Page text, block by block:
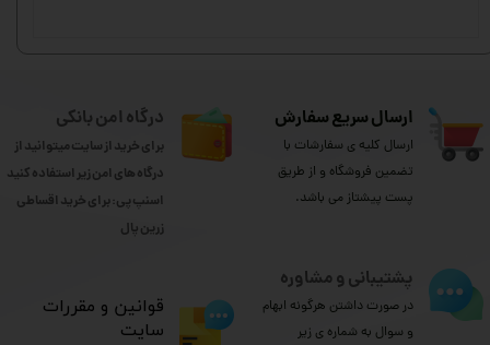
ارسال سریع سفارش
ارسال کلیه ی سفارشات با
تضمین فروشگاه و از طریق
پست پیشتاز می باشد.
درگاه امن بانکی
برای خرید از سایت میتوانید از
درگاه های امن زیر استفاده کنید
اسنپ پی: برای خرید اقساطی
​​​​​​​زرین پال
پشتیبانی و مشاوره
در صورت داشتن هرگونه ابهام
و سوال به شماره ی زیر
​قوانین و مقررات
سایت